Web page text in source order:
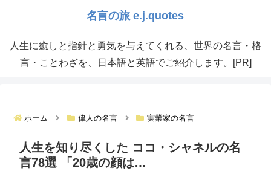
人生に癒しと指針と勇気を与えてくれる、世界の名言・格
言・ことわざを、日本語と英語でご紹介します。[PR]
ホーム 偉人の名言 実業家の名言
人生を知り尽くした ココ・シャネルの名
言78選 「20歳の顔は…